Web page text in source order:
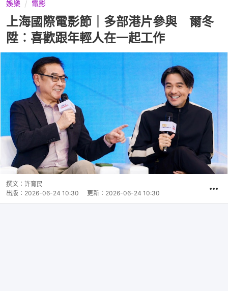
娛樂 電影
上海國際電影節｜多部港片參與 爾冬
陞︰喜歡跟年輕人在一起工作
撰文： 許育民
出版： 2026-06-24 10:30 更新： 2026-06-24 10:30